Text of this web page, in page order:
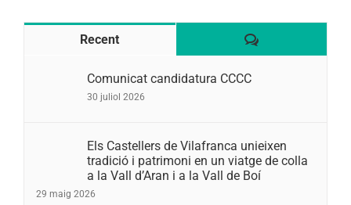
Recent Comentaris
Comunicat candidatura CCCC
30 juliol 2026
Els Castellers de Vilafranca unieixen
tradició i patrimoni en un viatge de colla
a la Vall d’Aran i a la Vall de Boí
29 maig 2026